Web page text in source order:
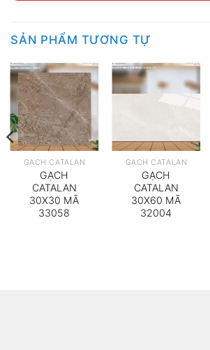
SẢN PHẨM TƯƠNG TỰ
GẠCH CATALAN
GẠCH
CATALAN
30X30 MÃ
33058
GẠCH CATALAN
GẠCH
CATALAN
30X60 MÃ
32004